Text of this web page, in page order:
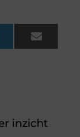
Email
inzicht